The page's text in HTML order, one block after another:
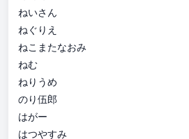
ねいさん
ねぐりえ
ねこまたなおみ
ねむ
ねりうめ
のり伍郎
はがー
はつやすみ